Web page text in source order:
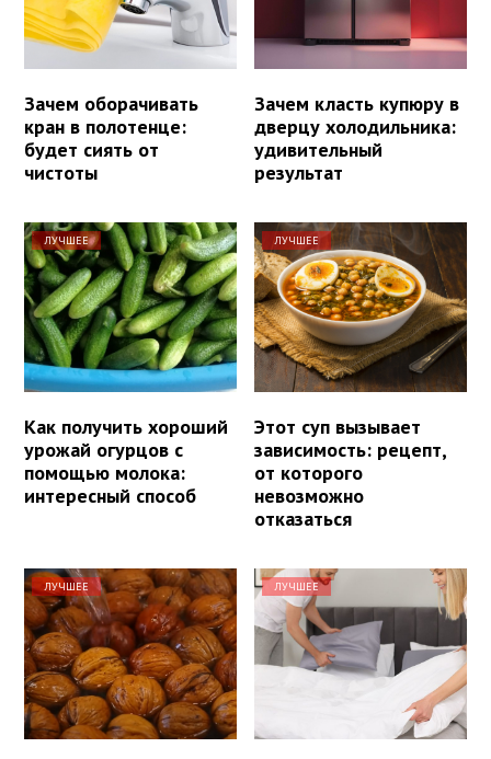
Зачем оборачивать
кран в полотенце:
будет сиять от
чистоты
Зачем класть купюру в
дверцу холодильника:
удивительный
результат
ЛУЧШЕЕ
Как получить хороший
урожай огурцов с
помощью молока:
интересный способ
ЛУЧШЕЕ
Этот суп вызывает
зависимость: рецепт,
от которого
невозможно
отказаться
ЛУЧШЕЕ ЛУЧШЕЕ